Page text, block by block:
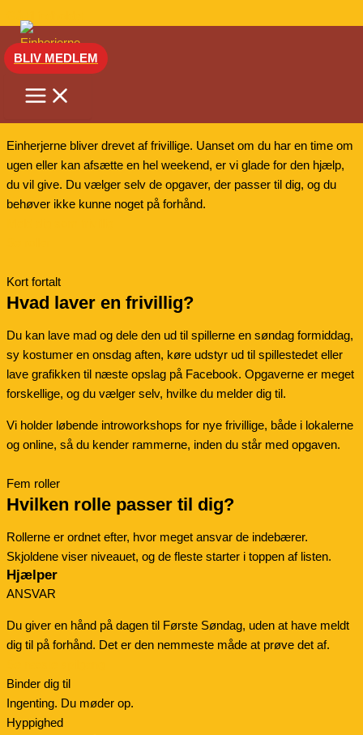
BLIV MEDLEM
Frivillig i Einherjerne
Einherjerne bliver drevet af frivillige. Uanset om du har en time om
ugen eller kan afsætte en hel weekend, er vi glade for den hjælp,
du vil give. Du vælger selv de opgaver, der passer til dig, og du
behøver ikke kunne noget på forhånd.
Kort fortalt
Hvad laver en frivillig?
Du kan lave mad og dele den ud til spillerne en søndag formiddag,
sy kostumer en onsdag aften, køre udstyr ud til spillestedet eller
lave grafikken til næste opslag på Facebook. Opgaverne er meget
forskellige, og du vælger selv, hvilke du melder dig til.
Vi holder løbende introworkshops for nye frivillige, både i lokalerne
og online, så du kender rammerne, inden du står med opgaven.
Fem roller
Hvilken rolle passer til dig?
Rollerne er ordnet efter, hvor meget ansvar de indebærer.
Skjoldene viser niveauet, og de fleste starter i toppen af listen.
Hjælper
ANSVAR
Du giver en hånd på dagen til Første Søndag, uden at have meldt
dig til på forhånd. Det er den nemmeste måde at prøve det af.
Binder dig til
Ingenting. Du møder op.
Hyppighed